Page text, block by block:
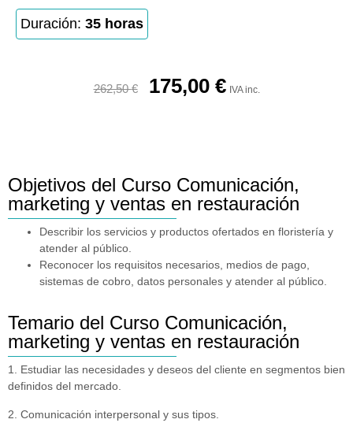
Duración: 35 horas
262,50€ 175,00 € IVA inc.
Objetivos del Curso Comunicación,
marketing y ventas en restauración
Describir los servicios y productos ofertados en floristería y
atender al público.
Reconocer los requisitos necesarios, medios de pago,
sistemas de cobro, datos personales y atender al público.
Temario del Curso Comunicación,
marketing y ventas en restauración
1. Estudiar las necesidades y deseos del cliente en segmentos bien
definidos del mercado.
2. Comunicación interpersonal y sus tipos.